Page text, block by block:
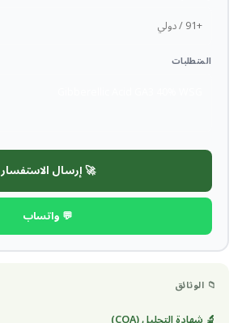
المتطلبات
🚀 إرسال الاستفسار
💬 واتساب
📁 الوثائق